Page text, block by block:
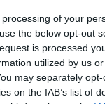
of your
the below opt-out
is processed
utilized by us
may separately
on the IAB’s list of
Industrial /
y dirección de